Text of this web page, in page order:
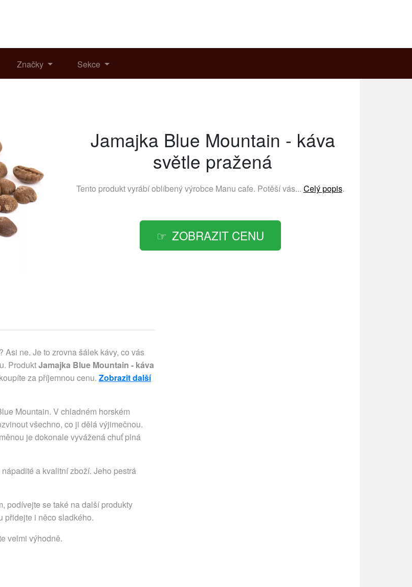
Značky Sekce
Jamajka Blue Mountain - káva
světle pražená
Tento produkt vyrábí oblíbený výrobce Manu cafe. Potěší vás... Celý popis.
ZOBRAZIT CENU
ne. Je to zrovna šálek kávy, co vás
ProduktJamajka Blue Mountain - káva
za příjemnou cenu. Zobrazit další
Mountain. V chladném horském
všechno, co ji dělá výjimečnou.
je dokonale vyvážená chuť plná
a kvalitní zboží. Jeho pestrá
podívejte se také na další produkty
přidejte i něco sladkého.
velmi výhodně.